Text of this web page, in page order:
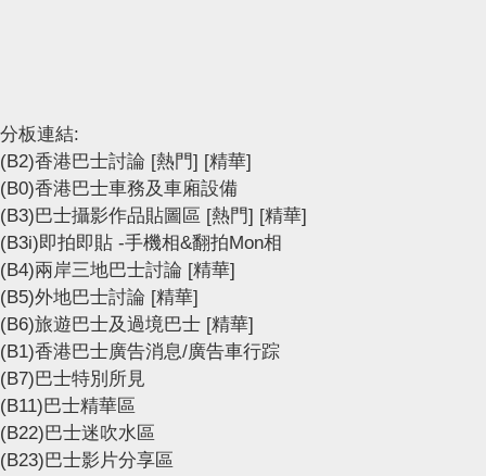
分板連結:
(B2)香港巴士討論 [熱門] [精華]
(B0)香港巴士車務及車廂設備
(B3)巴士攝影作品貼圖區 [熱門] [精華]
(B3i)即拍即貼 -手機相&翻拍Mon相
(B4)兩岸三地巴士討論 [精華]
(B5)外地巴士討論 [精華]
(B6)旅遊巴士及過境巴士 [精華]
(B1)香港巴士廣告消息/廣告車行踪
(B7)巴士特別所見
(B11)巴士精華區
(B22)巴士迷吹水區
(B23)巴士影片分享區